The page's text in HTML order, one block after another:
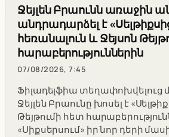
Ջեյլեն Բրաունն առաջին
անդրադարձել է
հեռանալուն և Ջեյսոն
հարաբերություններին
07/08/2026, 7:45
Ֆիլադելֆիա տեղափոխվելուց
Ջեյլեն Բրաունը խոսել է
Թեյթումի հետ
«Սիքսերսում» իր նոր դերի